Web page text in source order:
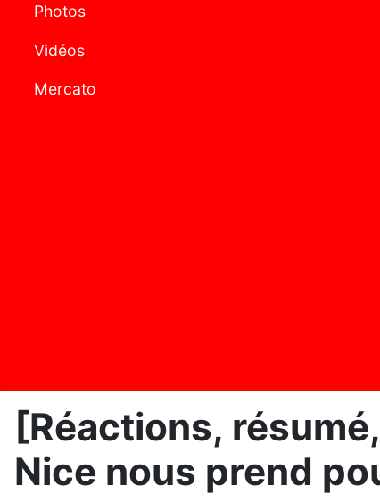
Photos
Vidéos
Mercato
[Réactions,
Nice nous prend